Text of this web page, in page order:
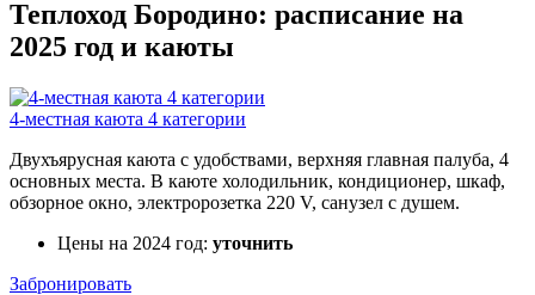
Теплоход Бородино: расписание на
2025 год и каюты
4-местная каюта 4 категории
Двухъярусная каюта с удобствами, верхняя главная палуба, 4
основных места. В каюте холодильник, кондиционер, шкаф,
обзорное окно, электророзетка 220 V, санузел с душем.
Цены на 2024 год: уточнить
Забронировать